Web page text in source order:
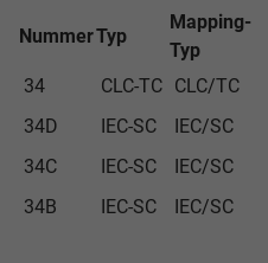
NummerTyp
Mapping-
Typ
34 CLC-TC CLC/TC
34D
IEC-SC IEC/SC
34C
IEC-SC IEC/SC
34B
IEC-SC IEC/SC